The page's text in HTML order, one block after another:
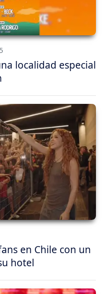
localidad especial
en Chile con un
hotel